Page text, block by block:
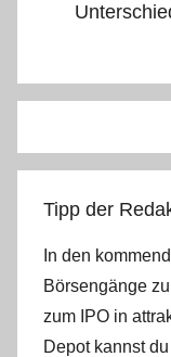
Tipp der
In den
Börsengänge
zum IPO in
Depot kannst